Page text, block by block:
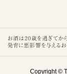
Copyright ©